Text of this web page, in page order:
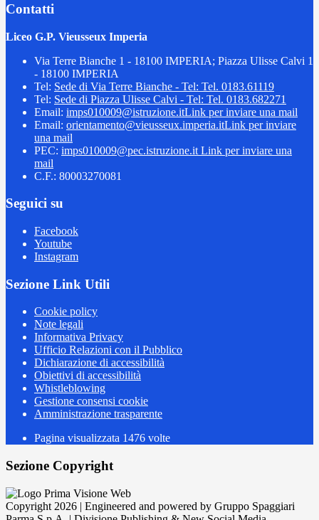
Contatti
Liceo G.P. Vieusseux Imperia
Via Terre Bianche 1 - 18100 IMPERIA; Piazza Ulisse Calvi 1
- 18100 IMPERIA
Tel: Sede di Via Terre Bianche - Tel: Tel. 0183.61119
Tel: Sede di Piazza Ulisse Calvi - Tel: Tel. 0183.682271
Email: imps010009@istruzione.itLink per inviare una mail
Email: orientamento@vieusseux.imperia.itLink per inviare
una mail
PEC: imps010009@pec.istruzione.it Link per inviare una
mail
C.F.: 80003270081
Seguici su
Facebook
Youtube
Instagram
Sezione Link Utili
Cookie policy
Note legali
Informativa Privacy
Ufficio Relazioni con il Pubblico
Dichiarazione di accessibilità
Obiettivi di accessibilità
Whistleblowing
Gestione consensi cookie
Amministrazione trasparente
Pagina visualizzata 1476 volte
Sezione Copyright
Copyright 2026 | Engineered and powered by Gruppo Spaggiari